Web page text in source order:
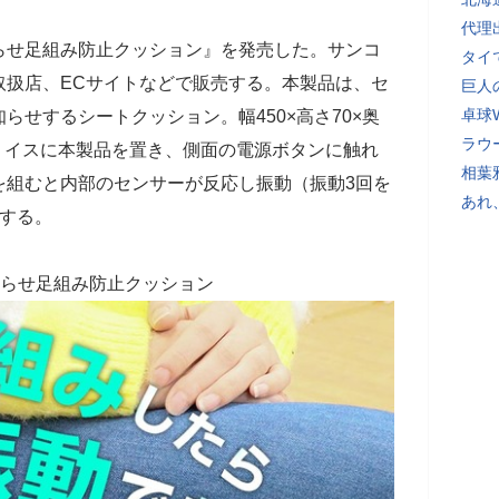
足組み防止クッション』を発売した。サンコ
店、ECサイトなどで販売する。本製品は、セ
せするシートクッション。幅450×高さ70×奥
スに本製品を置き、側面の電源ボタンに触れ
むと内部のセンサーが反応し振動（振動3回を
る。
せ足組み防止クッション
代理
タイ
巨人
卓球
ラウ
相葉
あれ